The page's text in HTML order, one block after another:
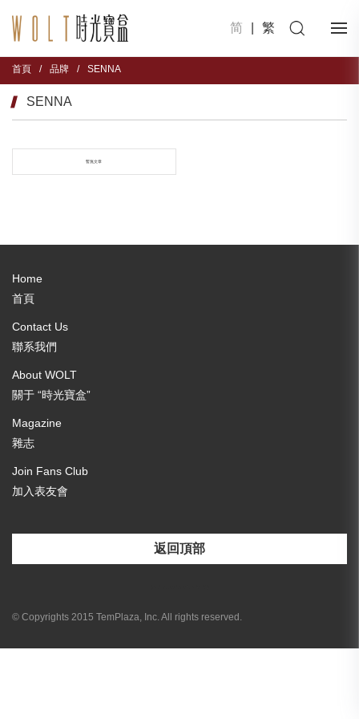
简 繁
首頁 / 品牌 / SENNA
SENNA
暫無文章
Home
首頁
Contact Us
聯系我們
About WOLT
關于 “時光寶盒”
Magazine
雜志
Join Fans Club
加入表友會
返回頂部
© Copyrights 2015 TemPlaza, Inc. All rights reserved.